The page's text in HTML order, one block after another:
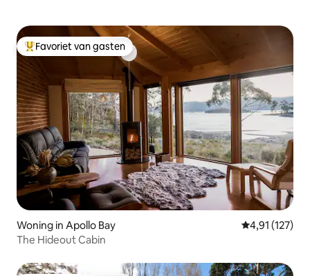
Topfavoriet van gasten
Favoriet van gasten
Woning in Apollo Bay Gemiddelde
4,91 (127)
The Hideout Cabin